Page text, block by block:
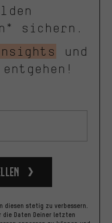
sichern.
und
diesen stetig zu verbessern.
die Daten Deiner letzten